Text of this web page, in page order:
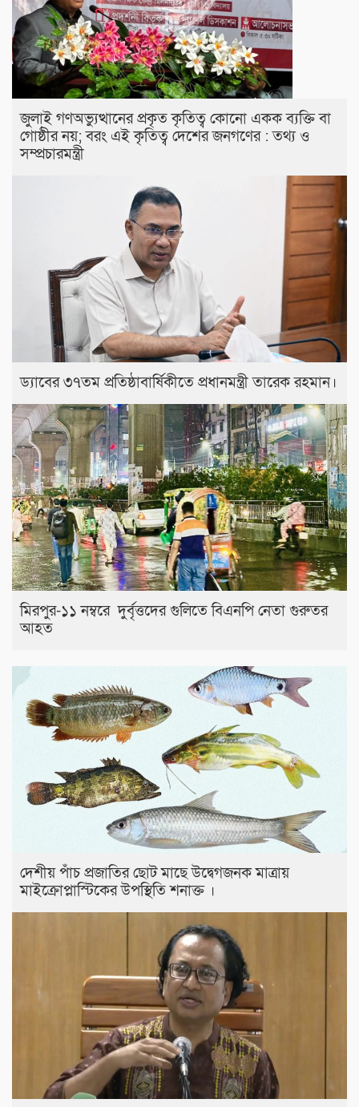
জুলাই গণঅভ্যুত্থানের প্রকৃত কৃতিত্ব কোনো একক ব্যক্তি বা
গোষ্ঠীর নয়; বরং এই কৃতিত্ব দেশের জনগণের : তথ্য ও
সম্প্রচারমন্ত্রী
ড্যাবের ৩৭তম প্রতিষ্ঠাবার্ষিকীতে প্রধানমন্ত্রী তারেক রহমান।
মিরপুর-১১ নম্বরে দুর্বৃত্তদের গুলিতে বিএনপি নেতা গুরুতর
আহত
দেশীয় পাঁচ প্রজাতির ছোট মাছে উদ্বেগজনক মাত্রায়
মাইক্রোপ্লাস্টিকের উপস্থিতি শনাক্ত ।